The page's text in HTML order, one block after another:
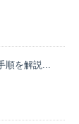
順を解説...